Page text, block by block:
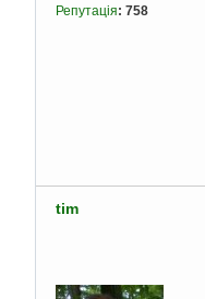
Репутація: 758
tim